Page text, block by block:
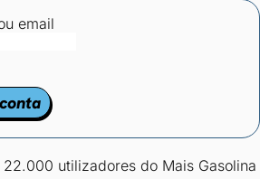
email
utilizadores do Mais Gasolina